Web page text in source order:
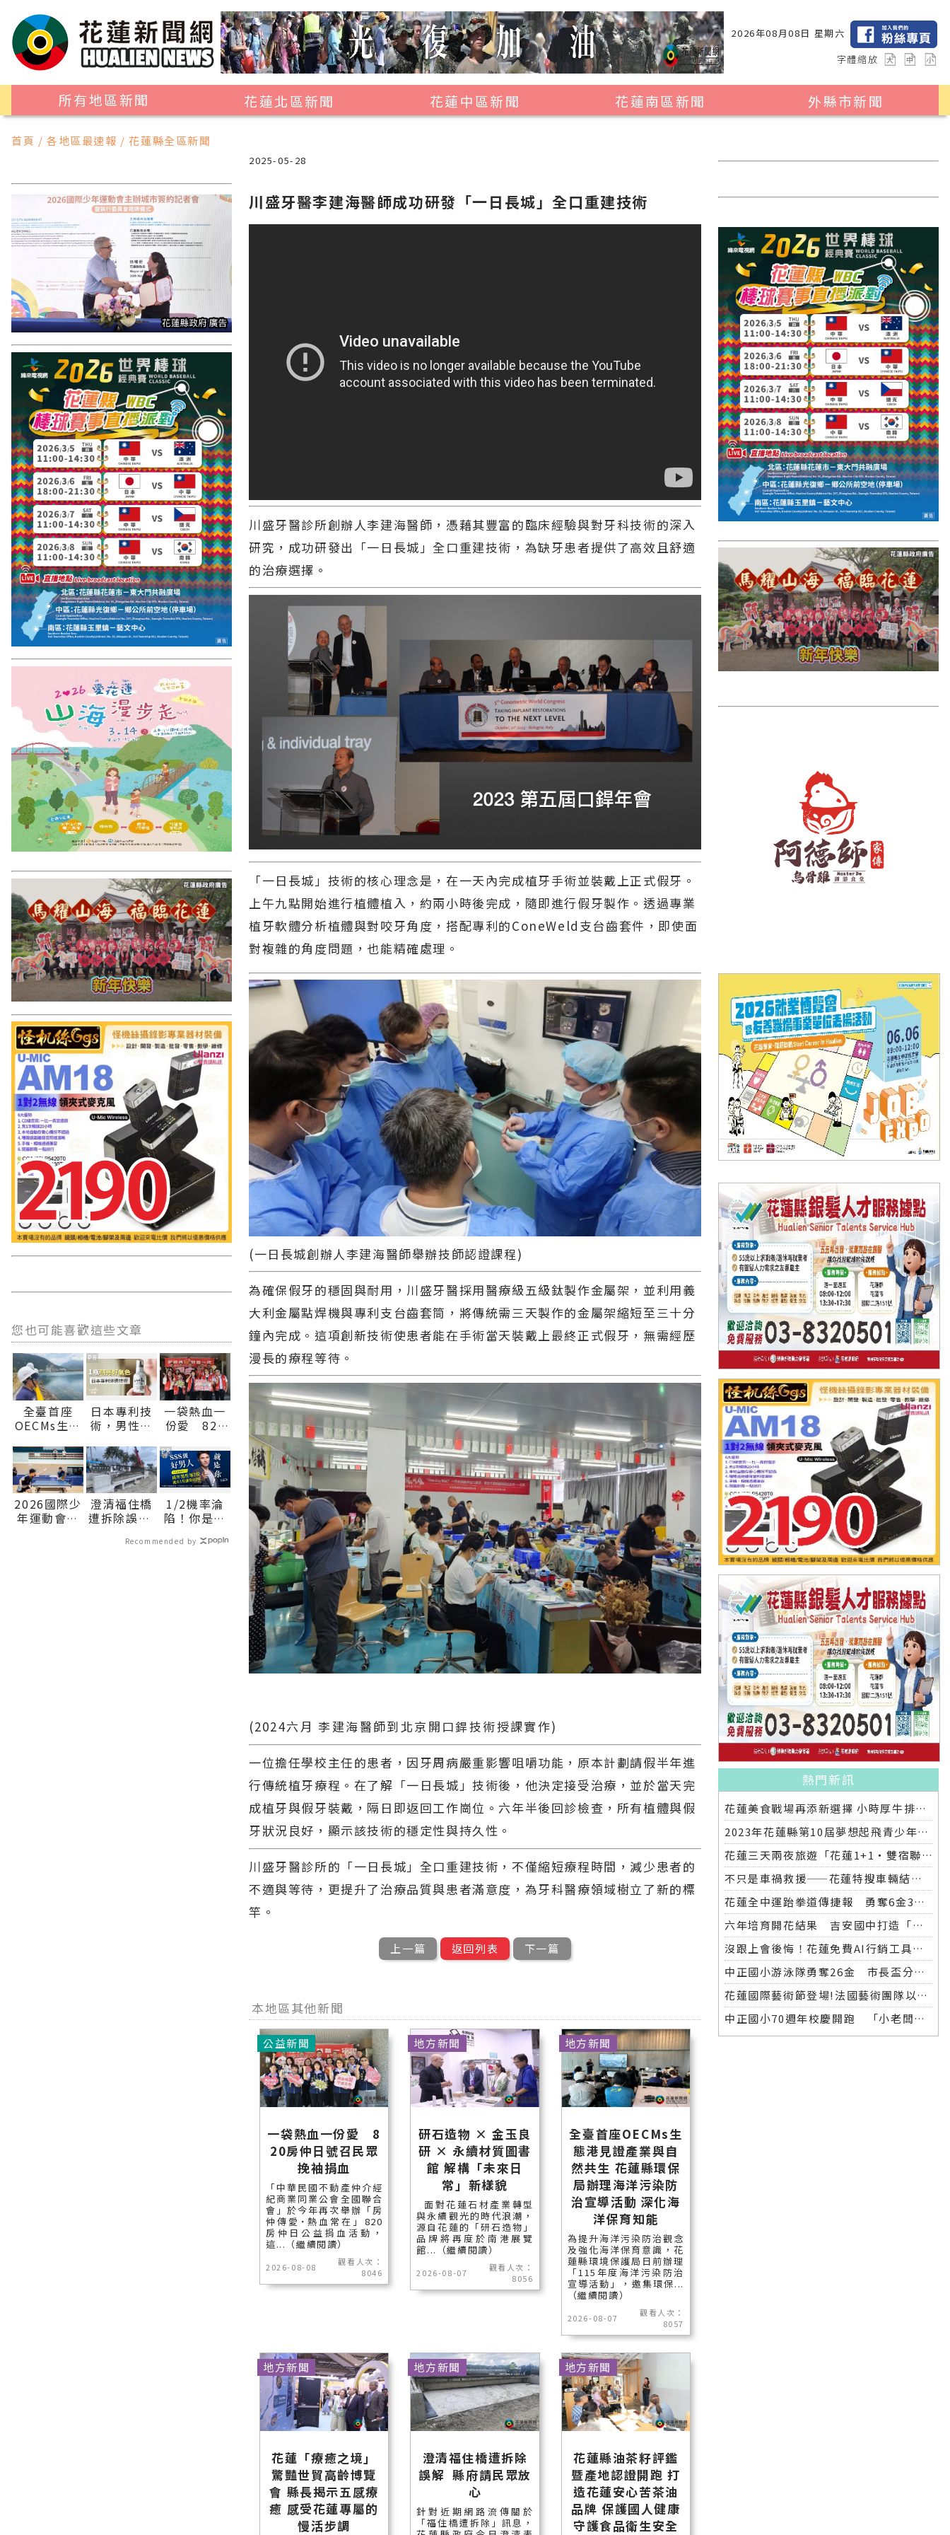
2026年08月08日 星期六
字體縮放
所有地區新聞
花蓮北區新聞
吉安鄉
秀林鄉
花蓮中區新聞
光復鄉
花蓮南區新聞
富里鄉
外縣市新聞
2024暑期夏令營專區
台中市
彰化縣
高雄市
國外報導
台東縣
關山鎮
苗栗縣
其他地區
新竹市
和平鄉
台南市
澎湖縣
香港
台東市
雲林縣
長濱鄉
彰化縣
首頁 / 各地區最速報 / 花蓮縣全區新聞
您也可能喜歡這些文章
全臺首座
OECMs生態
與自然共生
花蓮縣環保
局辦理海洋
污染防治宣
導活動 深化
海洋保育知
日本專利技
術，男性氣
PR
一袋熱血一
份愛 820
民眾挽袖捐
血∣花蓮新
聞網官方網
站各類新聞
－最快速的
今日新聞報
導 最新的在
2026國際少
年運動會桌
澄清福住橋
遭拆除誤解
放心∣花蓮
1/2機率淪
陷！你是好
男？關鍵在
PR
Recommended by
2025-05-28
川盛牙醫李建海醫師成功研發「一日長城」全口重建技術
川盛牙醫診所創辦人李建海醫師，憑藉其豐富的臨床經驗與對牙科技術的深入
研究，成功研發出「一日長城」全口重建技術，為缺牙患者提供了高效且舒適
的治療選擇。
「一日長城」技術的核心理念是，在一天內完成植牙手術並裝戴上正式假牙。
上午九點開始進行植體植入，約兩小時後完成，隨即進行假牙製作。透過專業
植牙軟體分析植體與對咬牙角度，搭配專利的ConeWeld支台齒套件，即使面
對複雜的角度問題，也能精確處理。
(一日長城創辦人李建海醫師舉辦技師認證課程)
為確保假牙的穩固與耐用，川盛牙醫採用醫療級五級鈦製作金屬架，並利用義
大利金屬點焊機與專利支台齒套筒，將傳統需三天製作的金屬架縮短至三十分
鐘內完成。這項創新技術使患者能在手術當天裝戴上最終正式假牙，無需經歷
漫長的療程等待。
(2024六月 李建海醫師到北京開口銲技術授課實作)
一位擔任學校主任的患者，因牙周病嚴重影響咀嚼功能，原本計劃請假半年進
行傳統植牙療程。在了解「一日長城」技術後，他決定接受治療，並於當天完
成植牙與假牙裝戴，隔日即返回工作崗位。六年半後回診檢查，所有植體與假
牙狀況良好，顯示該技術的穩定性與持久性。
川盛牙醫診所的「一日長城」全口重建技術，不僅縮短療程時間，減少患者的
不適與等待，更提升了治療品質與患者滿意度，為牙科醫療領域樹立了新的標
竿。
上一篇 返回列表 下一篇
本地區其他新聞
一袋熱血一份愛 8
20房仲日號召民眾
挽袖捐血
「中華民國不動產仲介經
紀商業同業公會全國聯合
會」於今年再次舉辦「房
仲傳愛˙熱血常在」820
房仲日公益捐血活動，
這...（繼續閱讀）
2026-08-08
觀看人次：
8046
公益新聞
研石造物 × 金玉良
研 × 永續材質圖書
館 解構「未來日
常」新樣貌
面對花蓮石材產業轉型
與永續觀光的時代浪潮，
源自花蓮的「研石造物」
品牌將再度於南港展覽
館...（繼續閱讀）
2026-08-07
觀看人次：
8056
地方新聞
全臺首座OECMs生
態港見證產業與自
然共生 花蓮縣環保
局辦理海洋污染防
治宣導活動 深化海
洋保育知能
為提升海洋污染防治觀念
及強化海洋保育意識，花
蓮縣環境保護局日前辦理
「115年度海洋污染防治
宣導活動」，邀集環保...
（繼續閱讀）
2026-08-07
觀看人次：
8057
地方新聞
花蓮「療癒之境」
驚豔世貿高齡博覽
會 縣長揭示五感療
癒 感受花蓮專屬的
慢活步調
地方新聞
澄清福住橋遭拆除
誤解 縣府請民眾放
心
針對近期網路流傳關於
「福住橋遭拆除」訊息，
地方新聞
花蓮縣油茶籽評鑑
暨產地認證開跑 打
造花蓮安心苦茶油
品牌 保護國人健康
守護食品衛生安全
地方新聞
熱門新訊
花蓮美食戰場再添新選擇 小時厚牛排花蓮店明開幕
2023年花蓮縣第10屆夢想起飛青少年發明展 自強國中拿下第一名與第二名
花蓮三天兩夜旅遊「花蓮1+1‧雙宿聯名住房專案」好評加碼 即日起延長至2025年底
不只是車禍救援——花蓮特搜車輛結合繩索救援訓練
花蓮全中運跆拳道傳捷報 勇奪6金3銀 各校表現亮眼
六年培育開花結果 吉安國中打造「微笑美男」全中運金牌
沒跟上會後悔！花蓮免費AI行銷工具開放體驗，花蓮20+商家已完成第一波登記！
中正國小游泳隊勇奪26金 市長盃分齡游泳錦標賽再創佳績
花蓮國際藝術節登場!法國藝術團隊以巨型木偶掀起夜間藝術盛宴
中正國小70週年校慶開跑 「小老闆大市集」實踐學習傳遞愛